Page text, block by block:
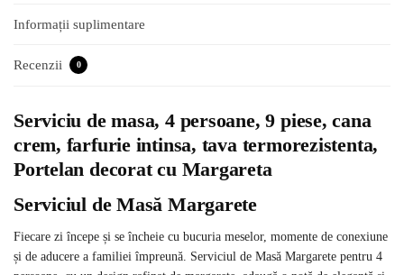
Informații suplimentare
Recenzii 0
Serviciu de masa, 4 persoane, 9 piese, cana
crem, farfurie intinsa, tava termorezistenta,
Portelan decorat cu Margareta
Serviciul de Masă Margarete
Fiecare zi începe și se încheie cu bucuria meselor, momente de conexiune
și de aducere a familiei împreună. Serviciul de Masă Margarete pentru 4